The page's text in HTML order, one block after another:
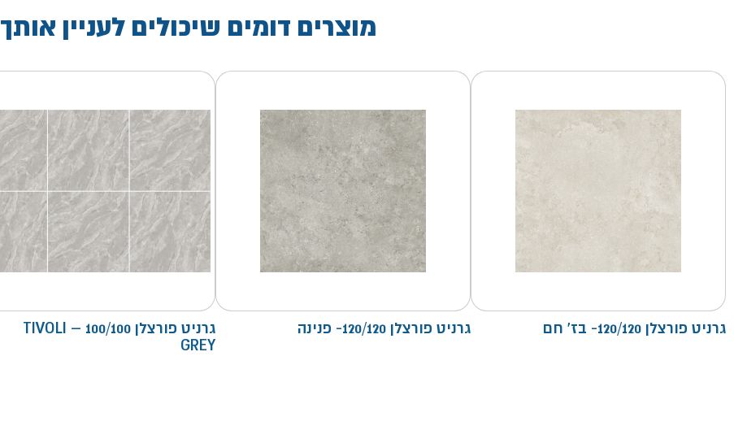
מוצרים דומים שיכולים לעניין אותך
גרניט פורצלן 120/120- בז' חם גרניט פורצלן 120/120- פנינה
גרניט פורצלן 100/100 – TIVOLI
GREY